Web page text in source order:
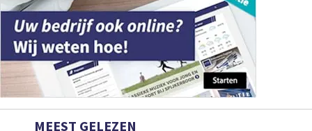
MEEST GELEZEN